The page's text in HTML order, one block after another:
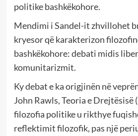
politike bashkëkohore.
Mendimi i Sandel-it zhvillohet
kryesor që karakterizon
bashkëkohore: debati midis
komunitarizmit.
Ky debat e ka origjinën në
John Rawls, Teoria e Drejtësisë
filozofia politike u rikthye
reflektimit filozofik, pas një